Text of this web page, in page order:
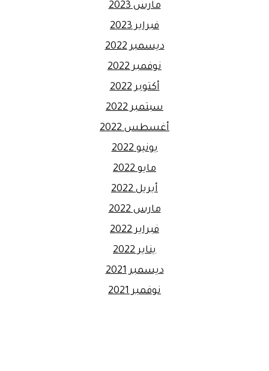
مارس 2023
فبراير 2023
ديسمبر 2022
نوفمبر 2022
أكتوبر 2022
سبتمبر 2022
أغسطس 2022
يونيو 2022
مايو 2022
أبريل 2022
مارس 2022
فبراير 2022
يناير 2022
ديسمبر 2021
نوفمبر 2021